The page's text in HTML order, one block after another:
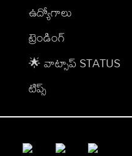
ఉద్యోగాలు
ట్రెండింగ్
🌟 వాట్సాప్ STATUS
టిప్స్